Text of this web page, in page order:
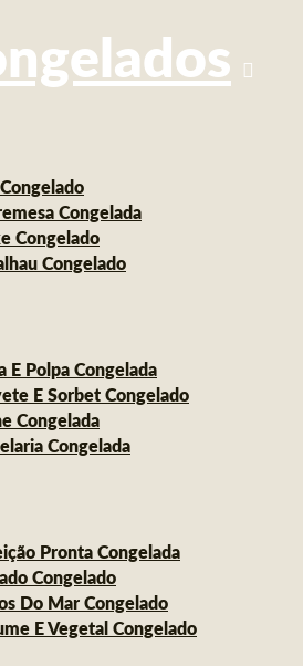
Congelada
Congelado
Congelado
E Polpa Congelada
E Sorbet Congelado
Congelada
Congelada
Pronta Congelada
Congelado
Do Mar Congelado
E Vegetal Congelado